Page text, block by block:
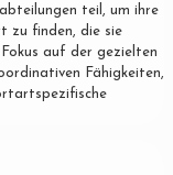
teil, um ihre
zu finden, die sie
auf der gezielten
Fähigkeiten,